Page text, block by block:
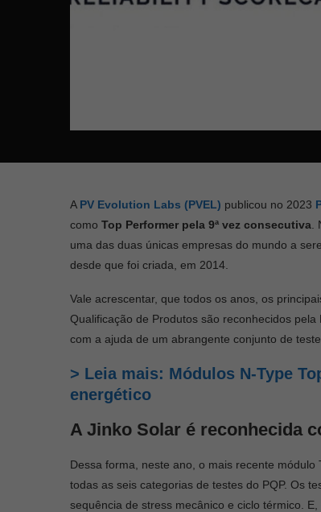
A PV Evolution Labs (PVEL) publicou no 2023
como Top Performer pela 9ª vez consecutiva
uma das duas únicas empresas do mundo a
desde que foi criada, em 2014.
Vale acrescentar, que todos os anos, os
Qualificação de Produtos são reconhecidos
com a ajuda de um abrangente conjunto de
> Leia mais: Módulos N-Type
energético
A Jinko Solar é reconhecida
Dessa forma, neste ano, o mais recente
todas as seis categorias de testes do PQP. Os
sequência de stress mecânico e ciclo térmico.